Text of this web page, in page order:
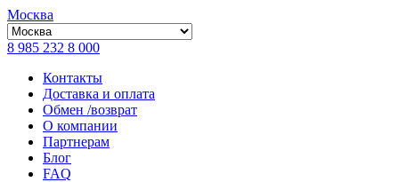
Москва
8 985 232 8 000
Контакты
Доставка и оплата
Обмен /возврат
О компании
Партнерам
Блог
FAQ